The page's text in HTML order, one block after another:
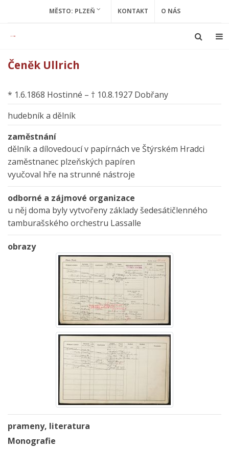
MĚSTO: PLZEŇ KONTAKT O NÁS
Čeněk Ullrich
* 1.6.1868 Hostinné – † 10.8.1927 Dobřany
hudebník a dělník
zaměstnání
dělník a dílovedoucí v papírnách ve Štýrském Hradci
zaměstnanec plzeňských papíren
vyučoval hře na strunné nástroje
odborné a zájmové organizace
u něj doma byly vytvořeny základy šedesátičlenného
tamburašského orchestru Lassalle
obrazy
prameny, literatura
Monografie